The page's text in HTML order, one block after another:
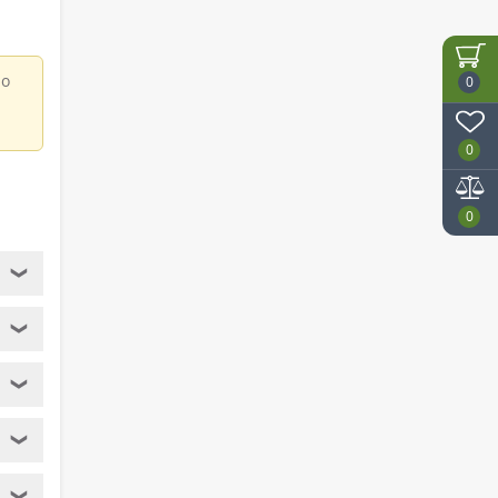
0
0
0
❯
❯
❯
❯